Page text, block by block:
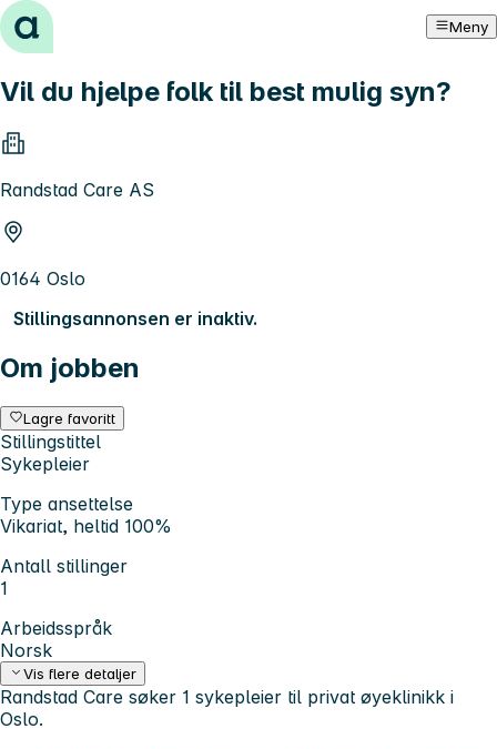
Hopp til innhold Meny
Vil du hjelpe folk til best mulig syn?
Randstad Care AS
0164 Oslo
Stillingsannonsen er inaktiv.
Om jobben
Lagre favoritt
Stillingstittel
Sykepleier
Type ansettelse
Vikariat, heltid 100%
Antall stillinger
1
Arbeidsspråk
Norsk
Vis flere detaljer
Randstad Care søker 1 sykepleier til privat øyeklinikk i
Oslo.